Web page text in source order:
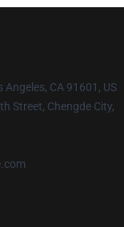
CA 91601, US
Street, Chengde City,